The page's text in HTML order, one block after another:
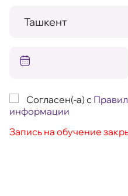
Согласен(-а) с
информации
Запись на обучение